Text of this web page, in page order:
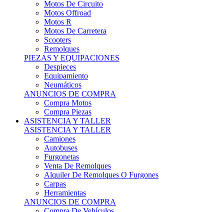
Motos R
Motos De Carretera
Scooters
Remolques
PIEZAS Y EQUIPACIONES
Despieces
Equipamiento
Neumáticos
ANUNCIOS DE COMPRA
Compra Motos
Compra Piezas
ASISTENCIA Y TALLER
ASISTENCIA Y TALLER
Camiones
Autobuses
Furgonetas
Venta De Remolques
Alquiler De Remolques O Furgones
Carpas
Herramientas
ANUNCIOS DE COMPRA
Compra De Vehículos
Compra De Herramientas